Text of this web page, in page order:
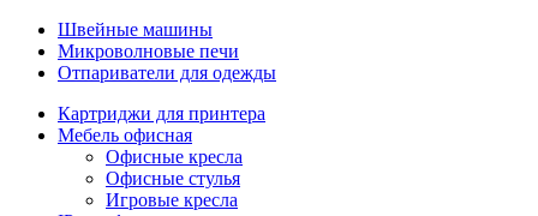
Швейные машины
Микроволновые печи
Отпариватели для одежды
Картриджи для принтера
Мебель офисная
Офисные кресла
Офисные стулья
Игровые кресла